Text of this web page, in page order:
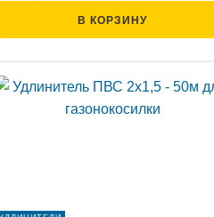
В КОРЗИНУ